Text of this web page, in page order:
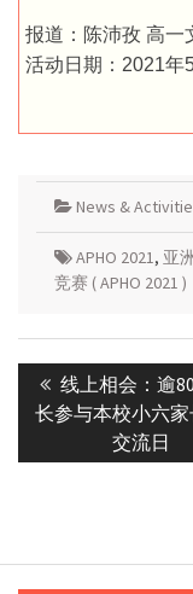
报道：陈沛孜 高一
活动日期：2021年
News &
APHO 2021, 亚
竞赛 ( APHO 2021 )
Post
navigation
Previous
post:
线上相会：逾
长参与本校小六
交流日